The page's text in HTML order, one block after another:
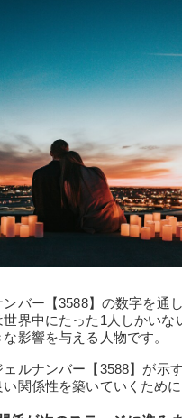
バー【3588】の数字を通
界中にたった1人しかい
影響を与える人物です。
ルナンバー【3588】が示
関係性を築いていくため